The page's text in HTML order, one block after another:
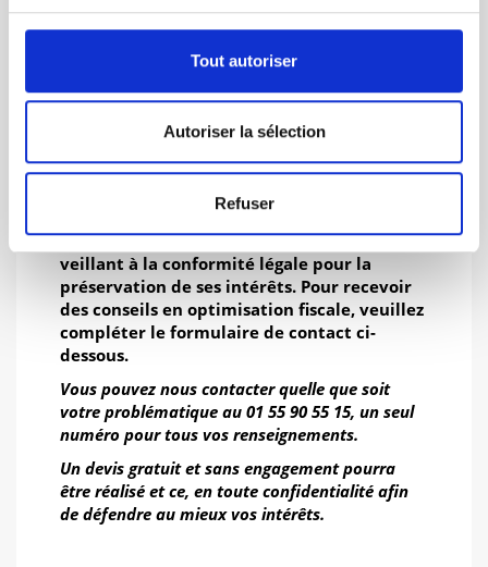
Tout autoriser
Autoriser la sélection
Refuser
de la législation fiscale ainsi que des conseils
stratégiques, faisant d’eux des partenaires
indispensables pour les entreprises souhaitant
spécialisé dans l’optimisation fiscale, peut
vous assister dans la conception de vos
approches fiscales pour renforcer la
compétitivité de votre entreprise, tout en
veillant à la conformité légale pour la
préservation de ses intérêts. Pour recevoir
des conseils en optimisation fiscale, veuillez
compléter le formulaire de contact ci-
dessous.
Vous pouvez nous contacter quelle que soit
votre problématique au 01 55 90 55 15, un seul
numéro pour tous vos renseignements.
Un devis gratuit et sans engagement pourra
être réalisé et ce, en toute confidentialité afin
de défendre au mieux vos intérêts.